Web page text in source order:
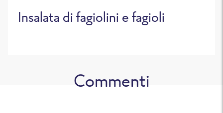
Insalata di fagiolini e fagioli
Commenti